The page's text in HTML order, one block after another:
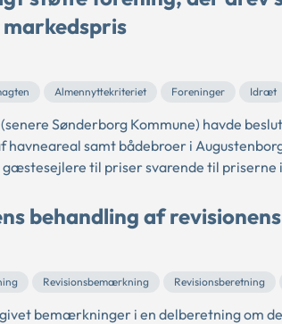
Almennyttekriteriet Foreninger Idræt
Sønderborg Kommune) havde
havneareal samt bådebroer i
til priser svarende til
behandling af
Revisionsbemærkning Revisionsberetning
bemærkninger i en delberetning om